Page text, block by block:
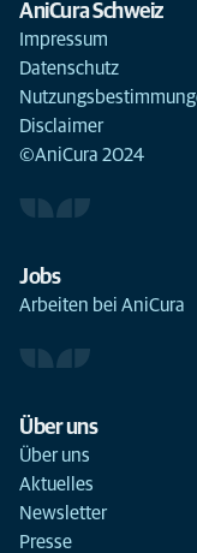
AniCura Schweiz
Impressum
Datenschutz
Disclaimer
©AniCura 2024
Jobs
Arbeiten bei AniCura
Über uns
Über uns
Aktuelles
Newsletter
Presse